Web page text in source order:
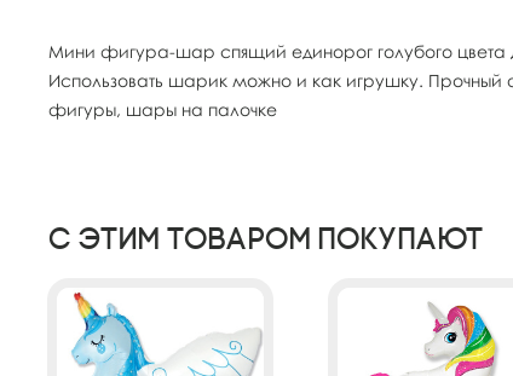
Мини фигура-шар спящий единорог голубого
Использовать шарик можно и как игрушку.
фигуры, шары на палочке
С этим товаром покупают